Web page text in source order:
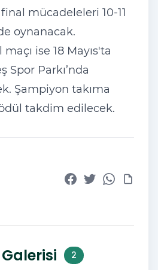
mücadeleleri 10-11
oynanacak.
ise 18 Mayıs'ta
Spor Parkı’nda
Şampiyon takıma
takdim edilecek.
2